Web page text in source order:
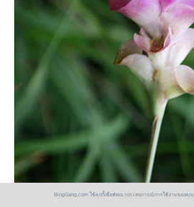
BlogGang.com ใช้คุกกี้เพื่อพัฒนาประสบการณ์การใช้งานของคุณ